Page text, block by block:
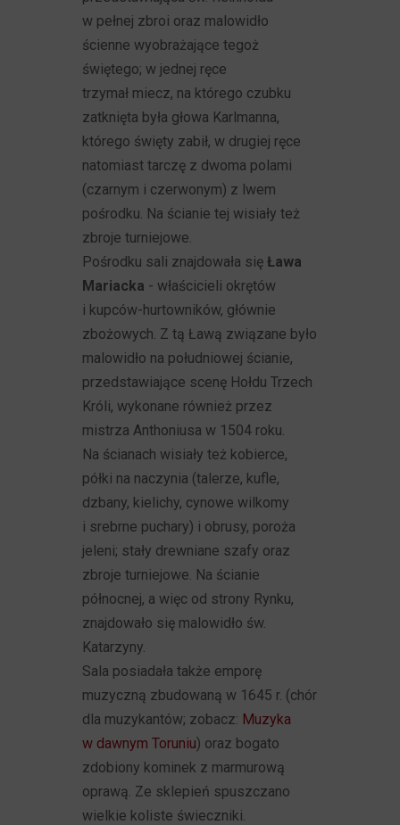
w pełnej zbroi oraz malowidło
ścienne wyobrażające tegoż
świętego; w jednej ręce
trzymał miecz, na którego czubku
zatknięta była głowa Karlmanna,
którego święty zabił, w drugiej ręce
natomiast tarczę z dwoma polami
(czarnym i czerwonym) z lwem
pośrodku. Na ścianie tej wisiały też
zbroje turniejowe.
Pośrodku sali znajdowała sięŁawa
Mariacka - właścicieli okrętów
i kupców-hurtowników, głównie
zbożowych. Z tą Ławą związane było
malowidło na południowej ścianie,
przedstawiające scenę Hołdu Trzech
Króli, wykonane również przez
mistrza Anthoniusa w 1504 roku.
Na ścianach wisiały też kobierce,
półki na naczynia (talerze, kufle,
dzbany, kielichy, cynowe wilkomy
i srebrne puchary) i obrusy, poroża
jeleni; stały drewniane szafy oraz
zbroje turniejowe. Na ścianie
północnej, a więc od strony Rynku,
znajdowało się malowidło św.
Katarzyny.
Sala posiadała także emporę
muzyczną zbudowaną w 1645 r. (chór
dla muzykantów; zobacz: Muzyka
w dawnym Toruniu) oraz bogato
zdobiony kominek z marmurową
oprawą. Ze sklepień spuszczano
wielkie koliste świeczniki.